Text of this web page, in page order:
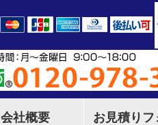
会社概要 お見積りフ